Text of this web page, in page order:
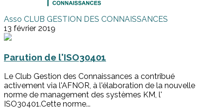
Asso CLUB GESTION DES CONNAISSANCES
13 février 2019
Parution de l'ISO30401
Le Club Gestion des Connaissances a contribué
activement via l'AFNOR, à l'élaboration de la nouvelle
norme de management des systèmes KM, l'
ISO30401.Cette norme...